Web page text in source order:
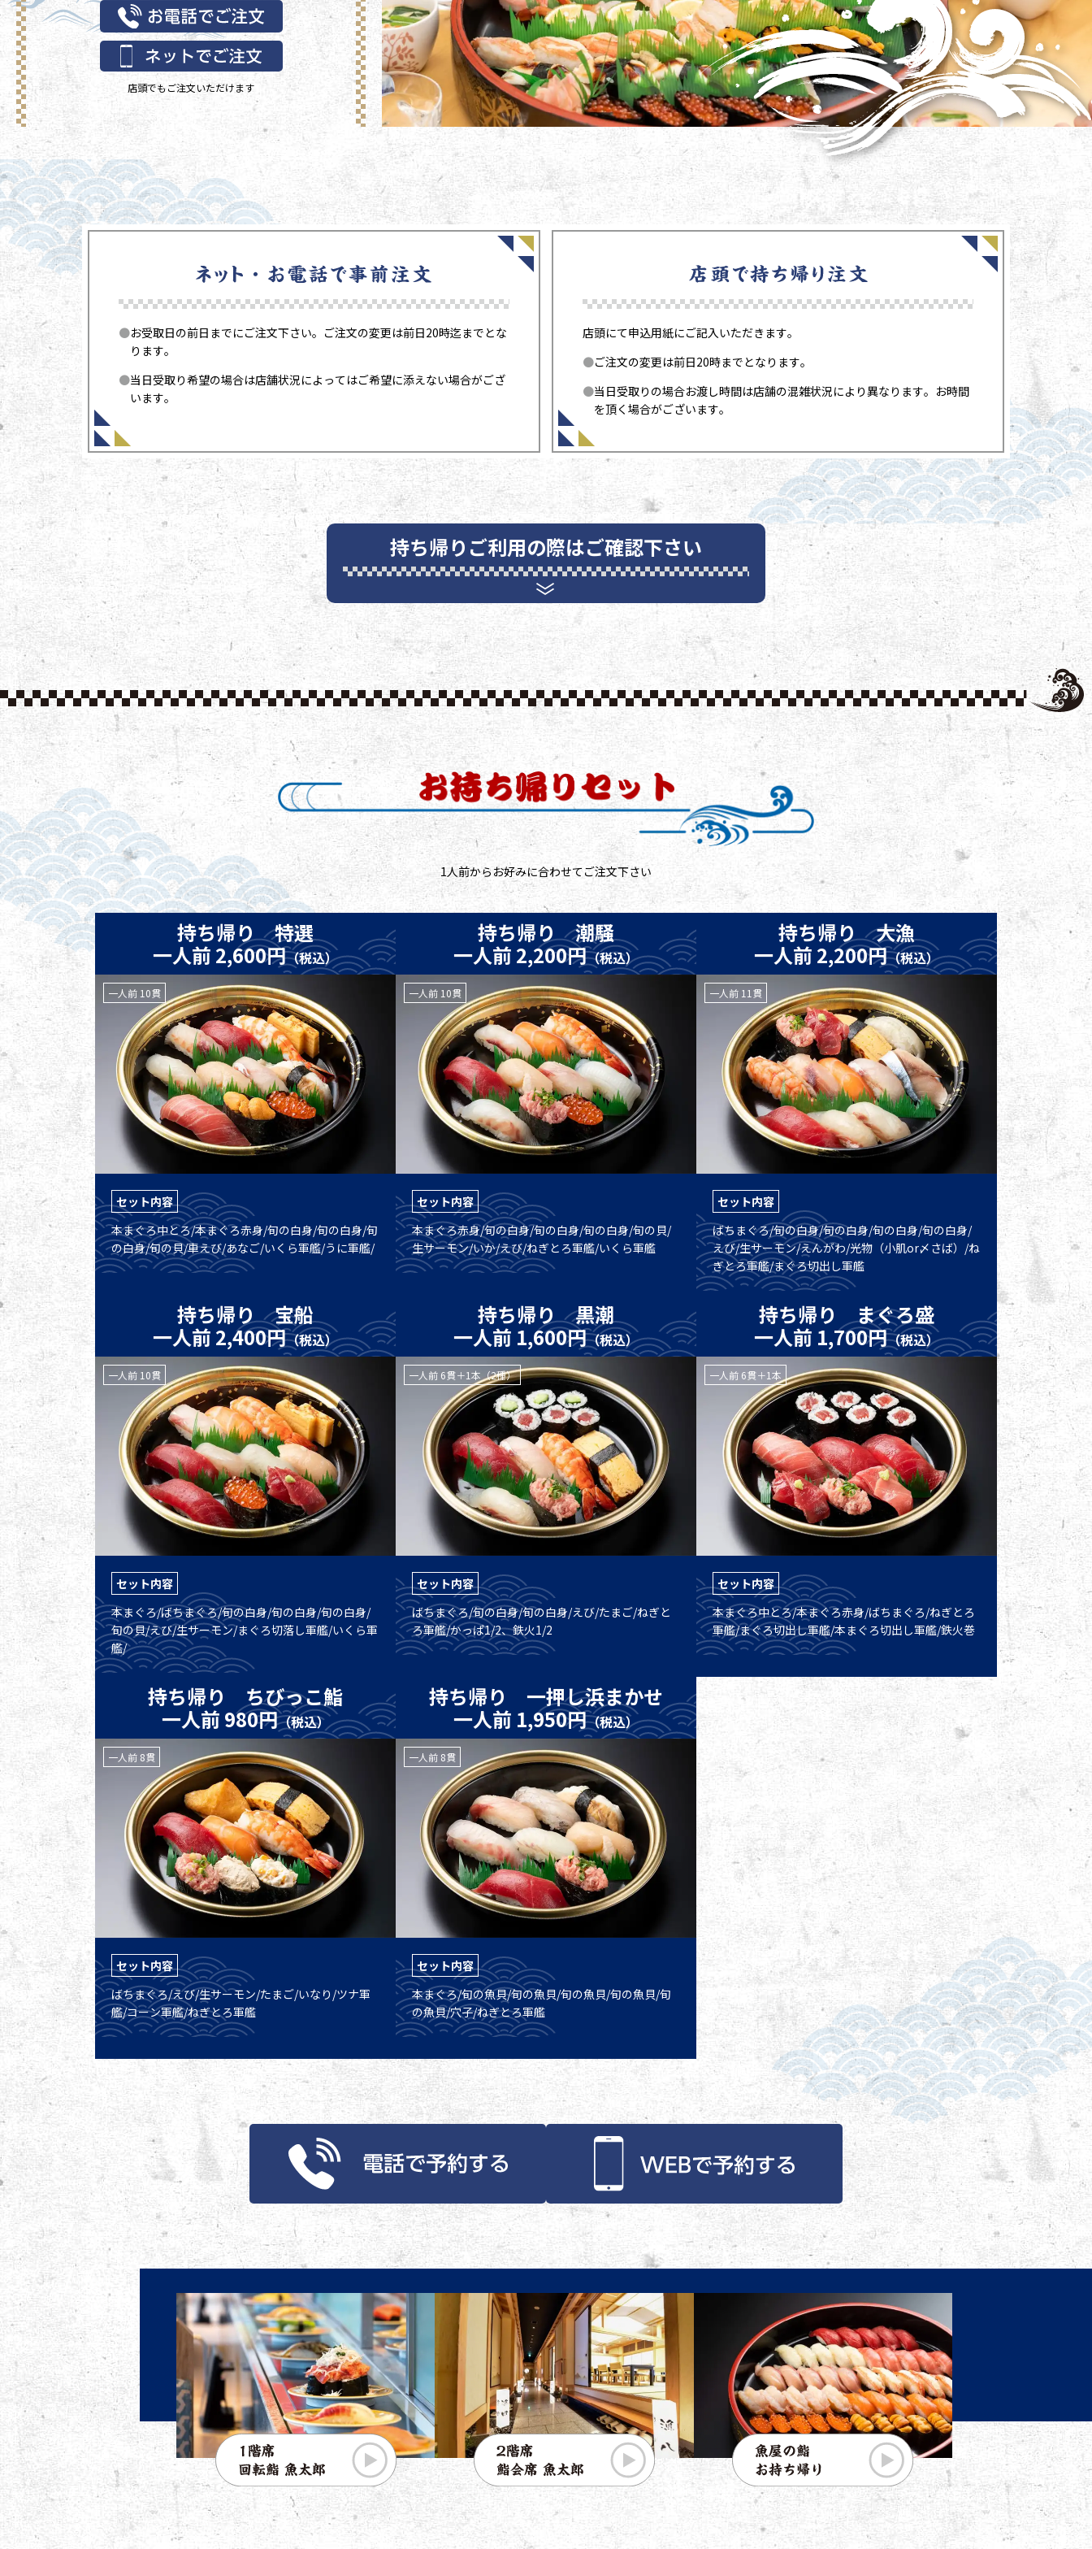
店頭でもご注文いただけます
お受取日の前日までにご注文下さい。ご注文の変更は前日20時迄までとな
ります。
当日受取り希望の場合は店舗状況によってはご希望に添えない場合がござ
います。
店頭にて申込用紙にご記入いただきます。
ご注文の変更は前日20時までとなります。
当日受取りの場合お渡し時間は店舗の混雑状況により異なります。お時間
を頂く場合がございます。
持ち帰りご利用の際はご確認下さい
1人前からお好みに合わせてご注文下さい
持ち帰り 特選
一人前 2,600円（税込）
一人前 10貫
セット内容
本まぐろ中とろ/本まぐろ赤身/旬の白身/旬の白身/旬
の白身/旬の貝/車えび/あなご/いくら軍艦/うに軍艦/
持ち帰り 潮騒
一人前 2,200円（税込）
一人前 10貫
セット内容
本まぐろ赤身/旬の白身/旬の白身/旬の白身/旬の貝/
生サーモン/いか/えび/ねぎとろ軍艦/いくら軍艦
持ち帰り 大漁
一人前 2,200円（税込）
一人前 11貫
セット内容
ばちまぐろ/旬の白身/旬の白身/旬の白身/旬の白身/
えび/生サーモン/えんがわ/光物（小肌or〆さば）/ね
ぎとろ軍艦/まぐろ切出し軍艦
持ち帰り 宝船
一人前 2,400円（税込）
一人前 10貫
セット内容
本まぐろ/ばちまぐろ/旬の白身/旬の白身/旬の白身/
旬の貝/えび/生サーモン/まぐろ切落し軍艦/いくら軍
艦/
持ち帰り 黒潮
一人前 1,600円（税込）
一人前 6貫＋1本（2種）
セット内容
ばちまぐろ/旬の白身/旬の白身/えび/たまご/ねぎと
ろ軍艦/かっぱ1/2、鉄火1/2
持ち帰り まぐろ盛
一人前 1,700円（税込）
一人前 6貫＋1本
セット内容
本まぐろ中とろ/本まぐろ赤身/ばちまぐろ/ねぎとろ
軍艦/まぐろ切出し軍艦/本まぐろ切出し軍艦/鉄火巻
持ち帰り ちびっこ鮨
一人前 980円（税込）
一人前 8貫
セット内容
ばちまぐろ/えび/生サーモン/たまご/いなり/ツナ軍
艦/コーン軍艦/ねぎとろ軍艦
持ち帰り 一押し浜まかせ
一人前 1,950円（税込）
一人前 8貫
セット内容
本まぐろ/旬の魚貝/旬の魚貝/旬の魚貝/旬の魚貝/旬
の魚貝/穴子/ねぎとろ軍艦